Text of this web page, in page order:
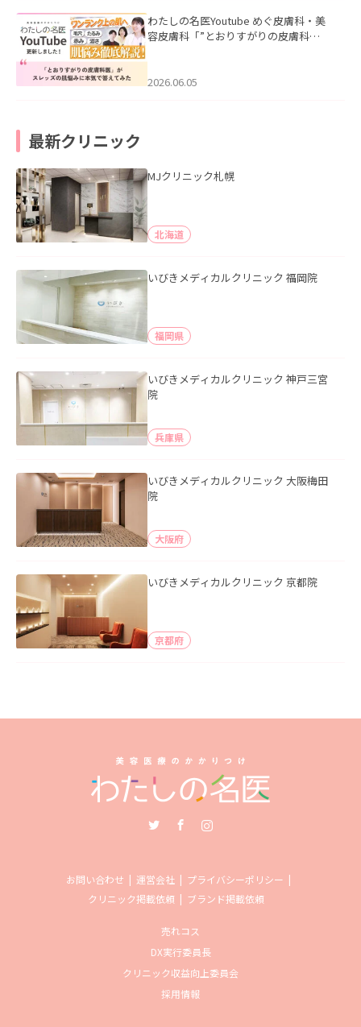
わたしの名医Youtube めぐ皮膚科・美
容皮膚科「”とおりすがりの皮膚科
2026.06.05
最新クリニック
MJクリニック札幌
北海道
いびきメディカルクリニック 福岡院
福岡県
いびきメディカルクリニック 神戸三宮
院
兵庫県
いびきメディカルクリニック 大阪梅田
院
大阪府
いびきメディカルクリニック 京都院
京都府
お問い合わせ 運営会社
プライバシーポリシー
クリニック掲載依頼
ブランド掲載依頼
売れコス
DX実行委員長
クリニック収益向上委員会
採用情報